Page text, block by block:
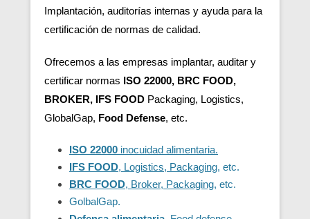
Implantación, auditorías internas y ayuda para la
certificación de normas de calidad.
Ofrecemos a las empresas implantar, auditar y
certificar normas ISO 22000, BRC FOOD,
BROKER, IFS FOOD Packaging, Logistics,
GlobalGap, Food Defense, etc.
ISO 22000 inocuidad alimentaria.
IFS FOOD, Logistics, Packaging, etc.
BRC FOOD, Broker, Packaging, etc.
GolbalGap.